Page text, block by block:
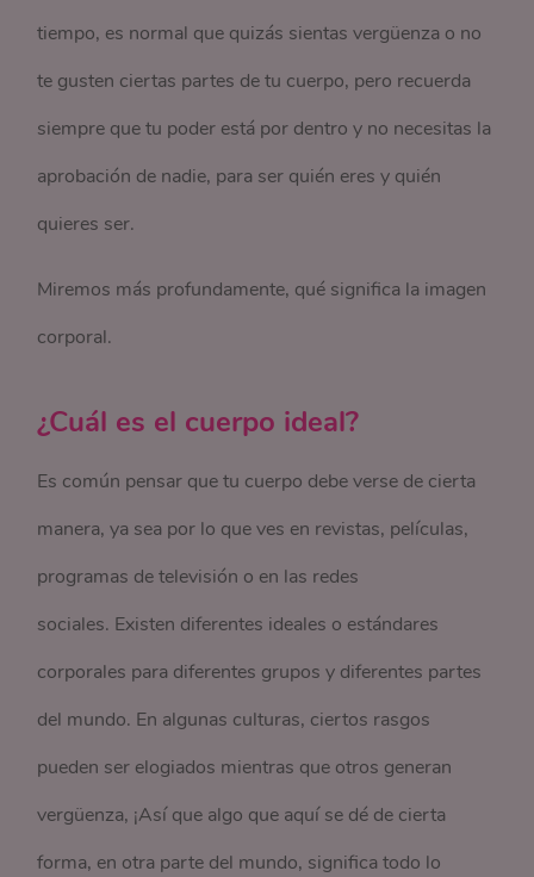
tiempo, es normal que quizás sientas vergüenza o no
te gusten ciertas partes de tu cuerpo, pero recuerda
siempre que tu poder está por dentro y no necesitas la
aprobación de nadie, para ser quién eres y quién
quieres ser.
Miremos más profundamente, qué significa la imagen
corporal.
¿Cuál es el cuerpo ideal?
Es común pensar que tu cuerpo debe verse de cierta
manera, ya sea por lo que ves en revistas, películas,
programas de televisión o en las redes
sociales. Existen diferentes ideales o estándares
corporales para diferentes grupos y diferentes partes
del mundo. En algunas culturas, ciertos rasgos
pueden ser elogiados mientras que otros generan
vergüenza, ¡Así que algo que aquí se dé de cierta
forma, en otra parte del mundo, significa todo lo